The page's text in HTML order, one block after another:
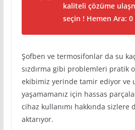
kaliteli çözüme
seçin ! Hemen Ara: 0
Şofben ve termosifonlar da su
sızdırma gibi problemleri pratik
ekibimiz yerinde tamir ediyor ve
yaşamamanız için hassas
cihaz kullanımı hakkında sizlere
aktarıyor.